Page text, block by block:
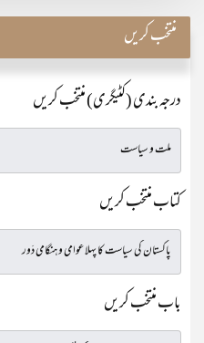
منتخب کریں
درجہ بندی (کٹیگری) منتخب کریں
کتاب منتخب کریں
باب منتخب کریں